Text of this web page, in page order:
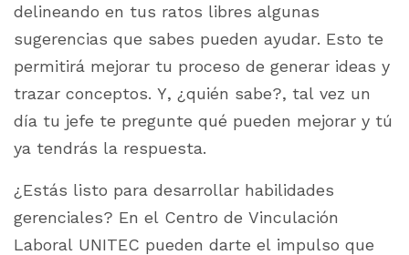
delineando en tus ratos libres algunas
sugerencias que sabes pueden ayudar. Esto te
permitirá mejorar tu proceso de generar ideas y
trazar conceptos. Y, ¿quién sabe?, tal vez un
día tu jefe te pregunte qué pueden mejorar y tú
ya tendrás la respuesta.
¿Estás listo para desarrollar habilidades
gerenciales? En el Centro de Vinculación
Laboral UNITEC pueden darte el impulso que